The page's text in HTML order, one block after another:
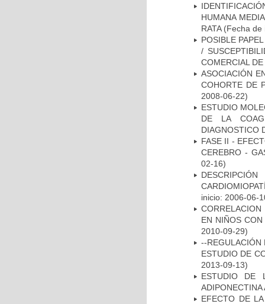
HUMANA
RATA(Fecha de
POSIBLE
/
COMERCIAL
ASOCIACIÓN
COHORTE DE
2008-06-22)
ESTUDIO
DE LA
DIAGNOSTICO
FASE II -
CEREBRO -
02-16)
inicio: 2006-06-
EN NIÑOS
2010-09-29)
--REGULACIÓN
ESTUDIO DE
2013-09-13)
ESTUDIO DE
EFECTO DE